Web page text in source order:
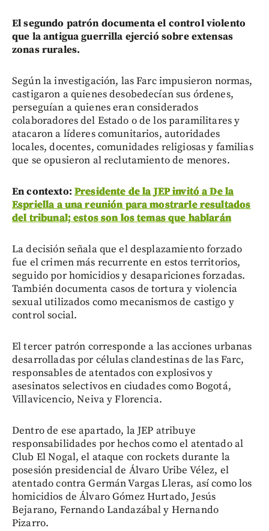
El segundo patrón documenta el control violento
que la antigua guerrilla ejerció sobre extensas
zonas rurales.
Según la investigación, las Farc impusieron normas,
castigaron a quienes desobedecían sus órdenes,
perseguían a quienes eran considerados
colaboradores del Estado o de los paramilitares y
atacaron a líderes comunitarios, autoridades
locales, docentes, comunidades religiosas y familias
que se opusieron al reclutamiento de menores.
En contexto: Presidente de la JEP invitó a De la
Espriella a una reunión para mostrarle resultados
del tribunal; estos son los temas que hablarán
La decisión señala que el desplazamiento forzado
fue el crimen más recurrente en estos territorios,
seguido por homicidios y desapariciones forzadas.
También documenta casos de tortura y violencia
sexual utilizados como mecanismos de castigo y
control social.
El tercer patrón corresponde a las acciones urbanas
desarrolladas por células clandestinas de las Farc,
responsables de atentados con explosivos y
asesinatos selectivos en ciudades como Bogotá,
Villavicencio, Neiva y Florencia.
Dentro de ese apartado, la JEP atribuye
responsabilidades por hechos como el atentado al
Club El Nogal, el ataque con rockets durante la
posesión presidencial de Álvaro Uribe Vélez, el
atentado contra Germán Vargas Lleras, así como los
homicidios de Álvaro Gómez Hurtado, Jesús
Bejarano, Fernando Landazábal y Hernando
Pizarro.